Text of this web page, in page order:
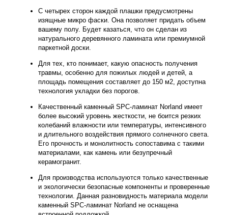
С четырех сторон каждой плашки предусмотрены
изящные микро фаски. Она позволяет придать объем
вашему полу. Будет казаться, что он сделан из
натурального деревянного ламината или премиумной
паркетной доски.
Для тех, кто понимает, какую опасность получения
травмы, особенно для пожилых людей и детей, а
площадь помещения составляет до 150 м2, доступна
технология укладки без порогов.
Качественный каменный SPC-ламинат Norland имеет
более высокий уровень жесткости, не боится резких
колебаний влажности или температуры, интенсивного
и длительного воздействия прямого солнечного света.
Его прочность и монолитность сопоставима с такими
материалами, как камень или безупречный
керамогранит.
Для производства используются только качественные
и экологически безопасные компоненты и проверенные
технологии. Данная разновидность материала модели
каменный SPC-ламинат Norland не оснащена